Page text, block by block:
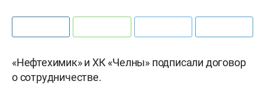
«Нефтехимик» и ХК «Челны» подписали договор
о сотрудничестве.